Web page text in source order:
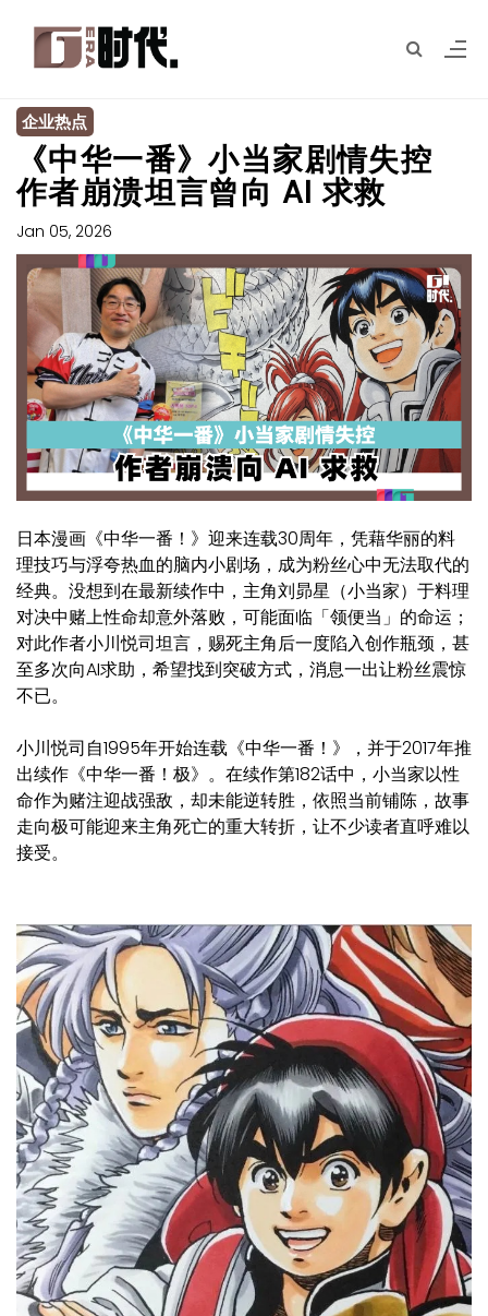
企业热点
《中华一番》小当家剧情失控
作者崩溃坦言曾向 AI 求救
Jan 05, 2026
日本漫画《中华一番！》迎来连载30周年，凭藉华丽的料
理技巧与浮夸热血的脑内小剧场，成为粉丝心中无法取代的
经典。没想到在最新续作中，主角刘昴星（小当家）于料理
对决中赌上性命却意外落败，可能面临「领便当」的命运；
对此作者小川悦司坦言，赐死主角后一度陷入创作瓶颈，甚
至多次向AI求助，希望找到突破方式，消息一出让粉丝震惊
不已。
小川悦司自1995年开始连载《中华一番！》，并于2017年推
出续作《中华一番！极》。在续作第182话中，小当家以性
命作为赌注迎战强敌，却未能逆转胜，依照当前铺陈，故事
走向极可能迎来主角死亡的重大转折，让不少读者直呼难以
接受。